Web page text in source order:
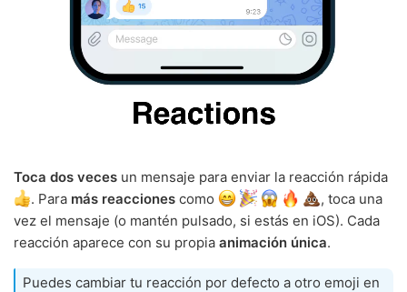
Toca dos veces un mensaje para enviar la reacción rápida
. Para más reacciones como
, toca una
vez el mensaje (o mantén pulsado, si estás en iOS). Cada
reacción aparece con su propia animación única.
Puedes cambiar tu reacción por defecto a otro emoji en